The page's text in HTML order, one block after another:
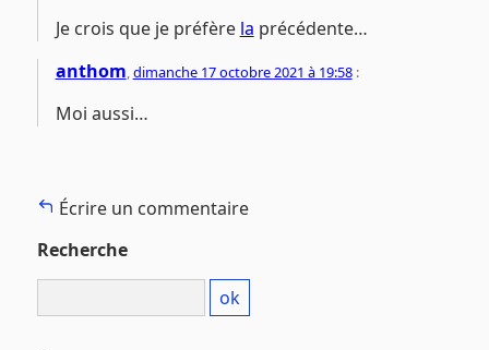
Je crois que je préfère la précédente…
anthom,dimanche 17 octobre 2021 à 19:58:
Moi aussi…
Écrire un commentaire
Recherche